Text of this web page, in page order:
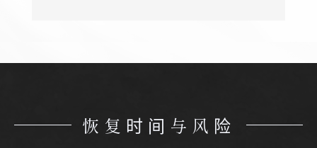
恢复时间与风险